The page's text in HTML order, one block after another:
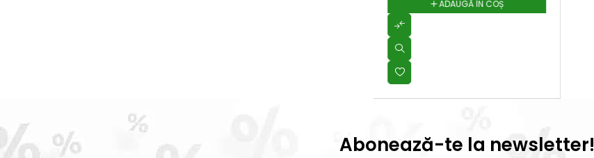
ADAUGĂ ÎN COȘ
Abonează-te la newsletter!